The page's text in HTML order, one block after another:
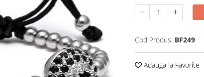
Cod Produs: BF249
Adauga la Favorite